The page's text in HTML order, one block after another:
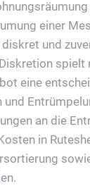
einer
und
spielt
eine
und
an die
in